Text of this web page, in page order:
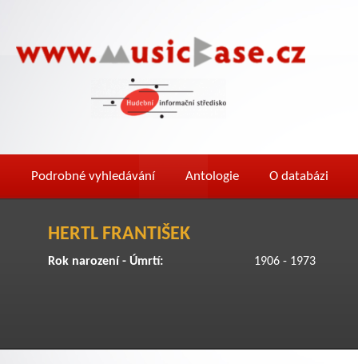
Podrobné vyhledávání Antologie O databázi
HERTL FRANTIŠEK
Rok narození - Úmrtí: 1906 - 1973